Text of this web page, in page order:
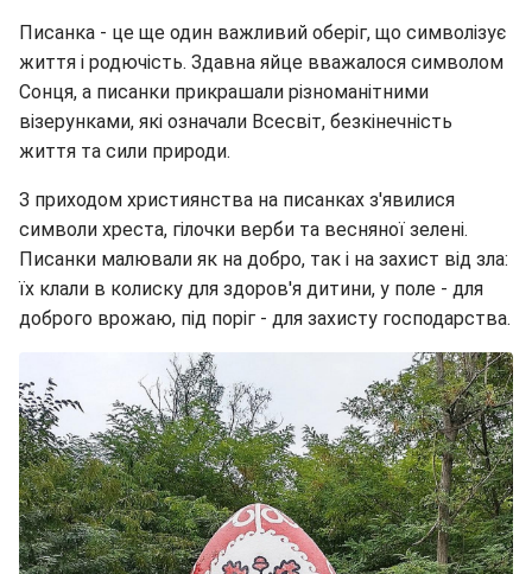
Писанка - це ще один важливий оберіг, що символізує
життя і родючість. Здавна яйце вважалося символом
Сонця, а писанки прикрашали різноманітними
візерунками, які означали Всесвіт, безкінечність
життя та сили природи.
З приходом християнства на писанках з'явилися
символи хреста, гілочки верби та весняної зелені.
Писанки малювали як на добро, так і на захист від зла:
їх клали в колиску для здоров'я дитини, у поле - для
доброго врожаю, під поріг - для захисту господарства.